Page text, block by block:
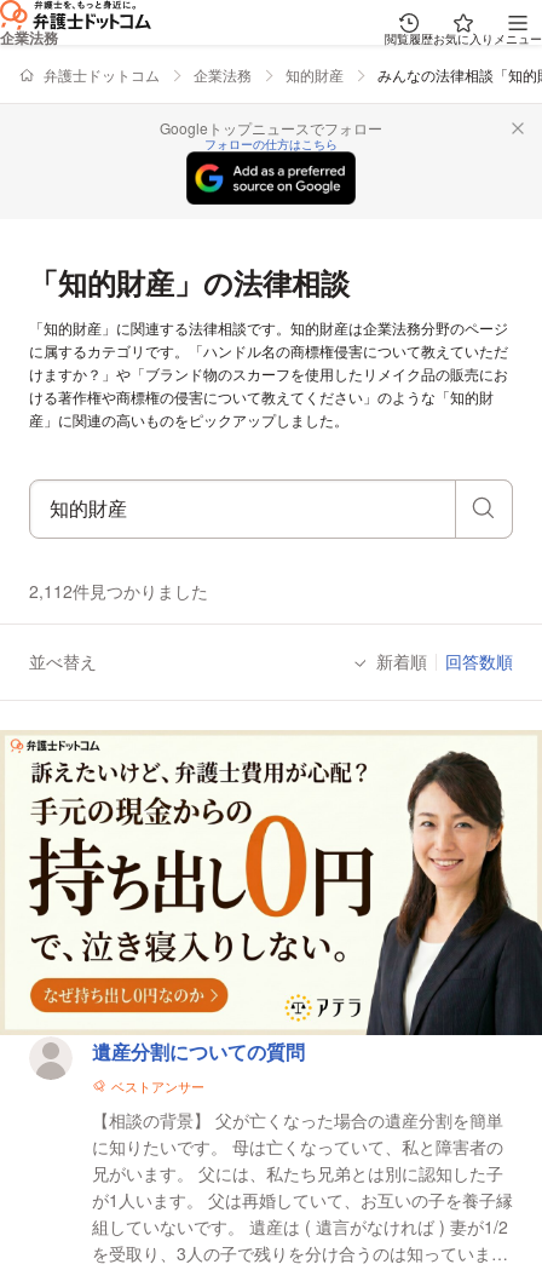
企業法務 閲覧履歴お気に入り メニュー
弁護士ドットコム 企業法務 知的財産 みんなの法律相談「知的
Googleトップニュースでフォロー
フォローの仕方はこちら
「知的財産」の法律相談
「知的財産」に関連する法律相談です。知的財産は企業法務分野のページ
に属するカテゴリです。「ハンドル名の商標権侵害について教えていただ
けますか？」や「ブランド物のスカーフを使用したリメイク品の販売にお
ける著作権や商標権の侵害について教えてください」のような「知的財
産」に関連の高いものをピックアップしました。
2,112件見つかりました
並べ替え 新着順 回答数順
法律相談一覧遺産分割についての質問
ベストアンサー
【相談の背景】 父が亡くなった場合の遺産分割を簡単
に知りたいです。 母は亡くなっていて、私と障害者の
兄がいます。 父には、私たち兄弟とは別に認知した子
が1人います。 父は再婚していて、お互いの子を養子縁
組していないです。 遺産は ( 遺言がなければ ) 妻が1/2
を受取り、3人の子で残りを分け合うのは知っていま